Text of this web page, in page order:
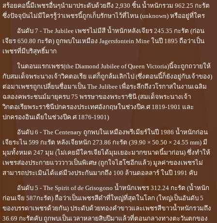
สร้อยคอนี้มีเพชรอื่นๆนำมาประดับด้วยถึง 2,930 ชิ้น น้ำหนักรวม 962.25 กะรัต
ซึ่งปัจจุบันไม่มีใครรู้ว่าเพชรนี้ถูกเก็บรักษาไว้ที่ไหน (unknown) หรืออยู่ที่ใคร
อันดับ 7 - The Jubileeเพชรไม่มีสี น้ำหนักหลังเจียร 245.35 กะรัต (ก่อน
เจียร 650.80 กะรัต) ถูกพบในเหมือง Jagersfontein Mine ในปี 1895 ถือว่าเป็น
เพชรที่มีบริสุทธิ์มาก
ในตอนแรกเพชร(the Diamond Jubilee of Queen Victoria)นี้จะถูกถวายให้
กับสมเด็จพระนางเจ้าวิคตอเรีย แต่ก็ถูกล้มเลิกไป (ซึ่งตอนนี้ก็ยังอยู่กับเจ้าของ)
ต่อมาเพชรถูกเปลี่ยนชื่อมาเป็น The Julibee เพื่อระลึกถึงวโรกาสในงานเฉลิม
ฉลองคพระชนม์มายุครบ 75 พรรษาของพระราชินี (สมเด็จพระนางเจ้า
วิกตอเรียพระราชินีปกครองประเทศอังกฤษในช่วงปีค.ศ 1819-1901 และ
ปกครองอินเดียในช่วงปีค.ศ 1876-1901)
อันดับ 6 - The Centenary ถูกพบในเหมืองพรีเมียร์ในปี 1986 น้ำหนักก่อน
เจียระไน 599 กะรัต หลังเจียหนัก 273.86 กะรัต (39.90 × 50.50 × 24.55 mm) มี
มุมทั้งหมด 247 มุม (ไม่เคยมีใครเจียได้มุมเยอะมากขนาดนี้มาก่อน) ซึ่งทำให้
เพชรส่องประกายแวววาวเป็นพิเศษ (ถูกใจไฮโซอีกแล้ว) มูลค่าของเพชรไม่
สามารถประเมินได้แต่มีวงประกันมากถึง 100 ล้านดอลลาร์ ในปี 1991 คับ
อันดับ 5 - The Spirit of de Grisogono น้ำหนักเพชร 312.24 กะรัต (น้ำหนัก
ก่อนเจีย 587กะรัต) ถือว่าเป็นเพชรสีดำที่ใหญ่ที่สุดในโลก (ใหญ่เป็นอันดับ 5
ของบรรดาเพชรด้วยกัน) ประดับด้วยทองคำขาวและเพชรสีขาวน้ำหนักรวมถึง
36.69 กะรัตคับ ถูกพบเป็นเวลาหลายสิบปีมาแล้วที่ตอนกลางทางตะวันตกของ